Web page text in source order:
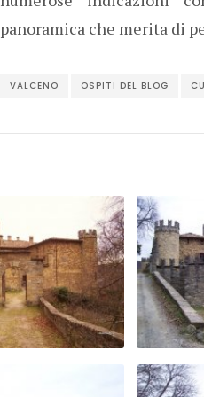
panoramica che merita di
VALCENO OSPITI DEL BLOG